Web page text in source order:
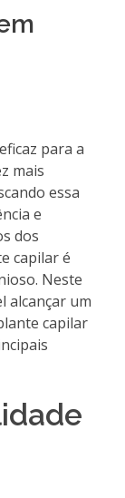
para a
mais
essa
e
dos
capilar é
Neste
alcançar um
capilar